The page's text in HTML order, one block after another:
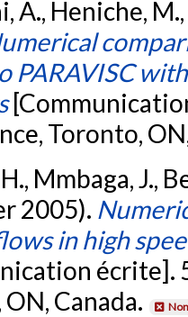
A., Heniche,
PARAVISC
Toronto,
Mmbaga, J.,
2005).
in high
écrite].
Canada.